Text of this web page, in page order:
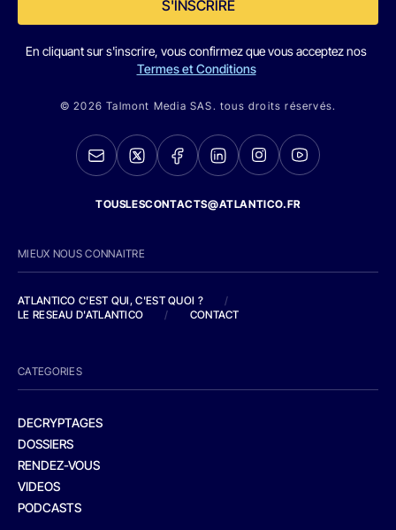
S'INSCRIRE
En cliquant sur s'inscrire, vous confirmez que vous acceptez nos
Termes et Conditions
© 2026 Talmont Media SAS. tous droits réservés.
TOUSLESCONTACTS@ATLANTICO.FR
MIEUX NOUS CONNAITRE
ATLANTICO C'EST QUI, C'EST QUOI ?
/
LE RESEAU D'ATLANTICO
/ CONTACT
CATEGORIES
DECRYPTAGES
DOSSIERS
RENDEZ-VOUS
VIDEOS
PODCASTS